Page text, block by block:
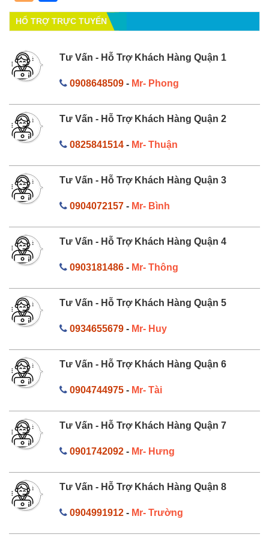
HỔ TRỢ TRỰC TUYẾN
Tư Vấn - Hỗ Trợ Khách Hàng Quận 1
0908648509- Mr- Phong
Tư Vấn - Hỗ Trợ Khách Hàng Quận 2
0825841514- Mr- Thuận
Tư Vấn - Hỗ Trợ Khách Hàng Quận 3
0904072157- Mr- Bình
Tư Vấn - Hỗ Trợ Khách Hàng Quận 4
0903181486- Mr- Thông
Tư Vấn - Hỗ Trợ Khách Hàng Quận 5
0934655679- Mr- Huy
Tư Vấn - Hỗ Trợ Khách Hàng Quận 6
0904744975- Mr- Tài
Tư Vấn - Hỗ Trợ Khách Hàng Quận 7
0901742092- Mr- Hưng
Tư Vấn - Hỗ Trợ Khách Hàng Quận 8
0904991912- Mr- Trường